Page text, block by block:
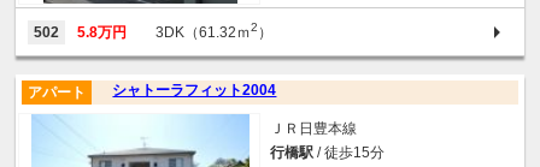
502 5.8万円 3DK（61.32ｍ2 ）
シャトーラフィット2004
アパート
ＪＲ日豊本線
行橋駅 / 徒歩15分